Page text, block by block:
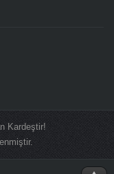
Kardeştir!